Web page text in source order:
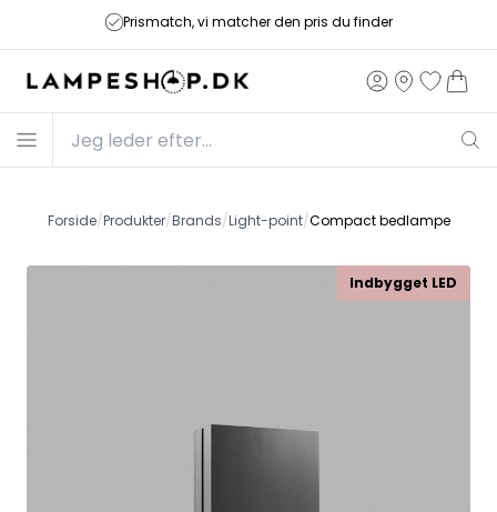
Prismatch, vi matcher den pris du finder
Forside/Produkter/Brands/Light-point/Compact bedlampe
Indbygget LED